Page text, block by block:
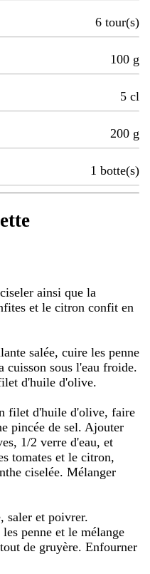
6 tour(s)
100 g
5 cl
200 g
1 botte(s)
ainsi que la
et le citron confit en
salée, cuire les penne
cuisson sous l'eau froide.
d'huile d'olive.
filet d'huile d'olive, faire
pincée de sel. Ajouter
1/2 verre d'eau, et
tomates et le citron,
ciselée. Mélanger
saler et poivrer.
penne et le mélange
de gruyère. Enfourner